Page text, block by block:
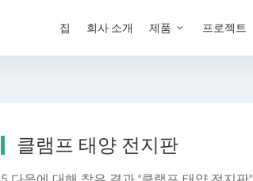
집 회사 소개 제품 프로젝트
클램프 태양 전지판